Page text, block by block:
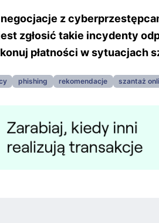
negocjacje z
zgłosić takie incydenty
płatności w sytuacjach
phishing rekomendacje szantaż